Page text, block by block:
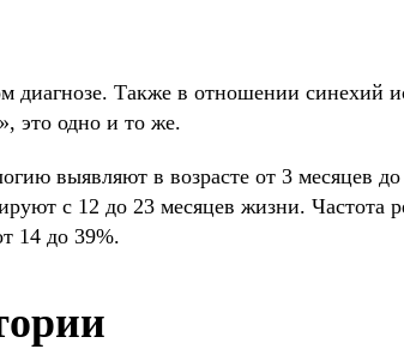
диагнозе. Также в отношении синехий
это одно и то же.
выявляют в возрасте от 3 месяцев
с 12 до 23 месяцев жизни. Частота
14 до 39%.